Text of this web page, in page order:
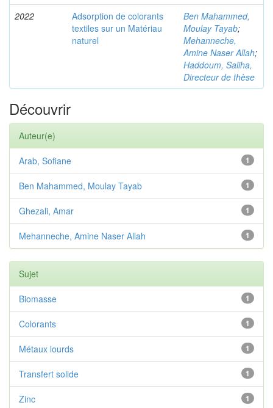
2022
Adsorption de colorants
textiles sur un Matériau
naturel
Ben Mahammed,
Moulay Tayab;
Mehanneche,
Amine Naser Allah;
Haddoum, Saliha,
Directeur de thèse
Découvrir
Auteur(e)
1
Arab, Sofiane
1
Ben Mahammed, Moulay Tayab
1
Ghezali, Amar
1
Mehanneche, Amine Naser Allah
Sujet
1
Biomasse
1
Colorants
1
Métaux lourds
1
Transfert solide
1
Zinc